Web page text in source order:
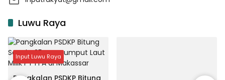
Luwu Raya
Input Luwu Raya
Pangkalan PSDKP Bitung